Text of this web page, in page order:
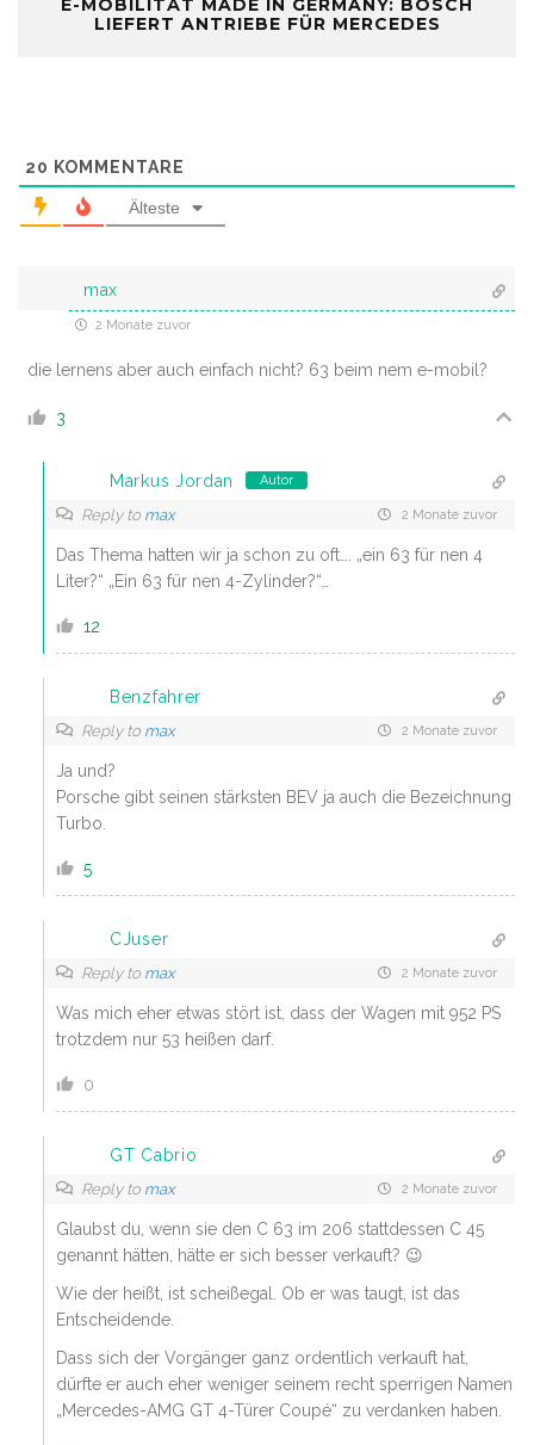
E-MOBILITÄT MADE IN GERMANY: BOSCH
LIEFERT ANTRIEBE FÜR MERCEDES
20 KOMMENTARE
Älteste
max
2 Monate zuvor
die lernens aber auch einfach nicht? 63 beim nem e-mobil?
3
Markus Jordan Autor
Reply to max 2 Monate zuvor
Das Thema hatten wir ja schon zu oft…. „ein 63 für nen 4
Liter?“ „Ein 63 für nen 4-Zylinder?“…
12
Benzfahrer
Reply to max 2 Monate zuvor
Ja und?
Porsche gibt seinen stärksten BEV ja auch die Bezeichnung
Turbo.
5
CJuser
Reply to max 2 Monate zuvor
Was mich eher etwas stört ist, dass der Wagen mit 952 PS
trotzdem nur 53 heißen darf.
0
GT Cabrio
Reply to max 2 Monate zuvor
Glaubst du, wenn sie den C 63 im 206 stattdessen C 45
genannt hätten, hätte er sich besser verkauft? 😉
Wie der heißt, ist scheißegal. Ob er was taugt, ist das
Entscheidende.
Dass sich der Vorgänger ganz ordentlich verkauft hat,
dürfte er auch eher weniger seinem recht sperrigen Namen
„Mercedes-AMG GT 4-Türer Coupé“ zu verdanken haben.